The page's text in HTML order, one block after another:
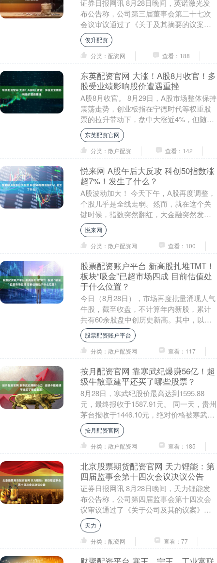
证券日报网讯 8月28日晚间，英诺激光发
布公告称，公司第三届董事会第二十七次
会议审议通过了《关于及其摘要的议案》
等。....
俊升配资
分类：配资网
查看：188
东英配资官网 大涨！A股8月收官！多
股受业绩影响股价遭遇重挫
A股8月收官。 8月29日，A股市场整体保持
震荡走势，创业板指在宁德时代等权重股
票的拉升带动下，盘中大涨近4%，但随后
持续震荡调整，涨幅有所收窄。 多只个股
在半....
东英配资官网
分类：散户配资
查看：142
悦来网 A股午后大反攻 科创50指数涨
超7%！发生了什么？
A股波动加大！ 今天下午，A股再度调整，
个股几乎是全线走弱。然而，就在这个关
键时候，指数突然翻红，大金融突然发
力，财富趋势涨近10%，续创历史新高，
银之杰、信达....
悦来网
分类：散户配资网
查看：100
股票配资账户平台 新高股扎堆TMT！
板块“吸金”已超市场四成 目前估值处
于什么位置？
今日（8月28日），市场再度批量涌现人气
牛股，截至收盘，不计算年内新股，累计
共有60余股盘中创历史新高。其中，以电
子、通信板块为代表的TMT股占比较高，
同时，其....
股票配资账户平台
分类：散户配资网
查看：117
按月配资官网 靠寒武纪爆赚56亿！超
级牛散章建平还买了哪些股票？
8月28日，寒武纪股价最高达到1595.88
元，最终报收于1587.91元。 同一天，贵州
茅台报收于1446.10元，绝对价格被寒武纪
超出9.8%。 这意味着，....
按月配资官网
分类：散户配资网
查看：185
北京股票期货配资官网 天力锂能：第
四届监事会第十四次会议决议公告
证券日报网讯 8月28日晚间，天力锂能发
布公告称，公司第四届监事会第十四次会
议审议通过了《关于公司及其的议案》
等。....
天力
分类：配资网
查看：77